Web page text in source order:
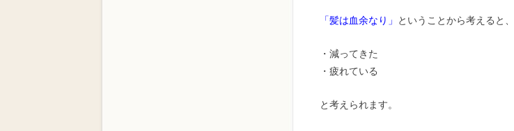
「髪は血余なり」 ということから考えると
・減ってきた
・疲れている
と考えられます。